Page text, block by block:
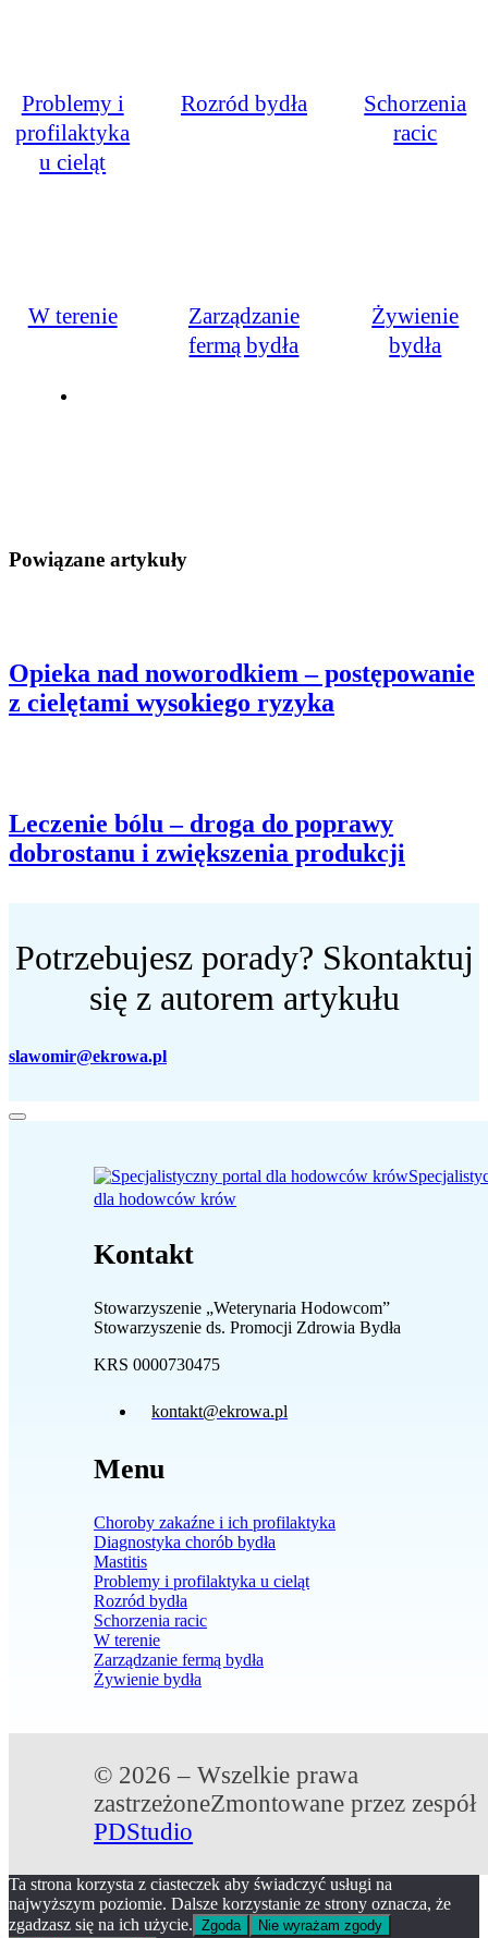
Problemy i
profilaktyka
u cieląt
Rozród bydła
Schorzenia
racic
W terenie
Zarządzanie
fermą bydła
Żywienie
bydła
Powiązane artykuły
Opieka nad noworodkiem – postępowanie
z cielętami wysokiego ryzyka
Leczenie bólu – droga do poprawy
dobrostanu i zwiększenia produkcji
Potrzebujesz porady? Skontaktuj
się z autorem artykułu
slawomir@ekrowa.pl
dla hodowców krów
Kontakt
Stowarzyszenie „Weterynaria Hodowcom”
Stowarzyszenie ds. Promocji Zdrowia Bydła
KRS 0000730475
kontakt@ekrowa.pl
Menu
Choroby zakaźne i ich profilaktyka
Diagnostyka chorób bydła
Mastitis
Problemy i profilaktyka u cieląt
Rozród bydła
Schorzenia racic
W terenie
Zarządzanie fermą bydła
Żywienie bydła
© 2026 – Wszelkie prawa
zastrzeżoneZmontowane przez zespół
PDStudio
Ta strona korzysta z ciasteczek aby świadczyć usługi na
najwyższym poziomie. Dalsze korzystanie ze strony oznacza, że
zgadzasz się na ich użycie. Zgoda
Nie wyrażam zgody